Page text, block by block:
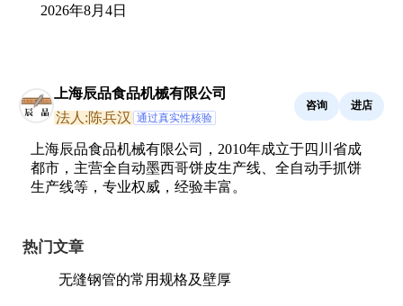
2026年8月4日
上海辰品食品机械有限公司
法人:陈兵汉 通过真实性核验
咨询 进店
上海辰品食品机械有限公司，2010年成立于四川省成
都市，主营全自动墨西哥饼皮生产线、全自动手抓饼
生产线等，专业权威，经验丰富。
热门文章
无缝钢管的常用规格及壁厚